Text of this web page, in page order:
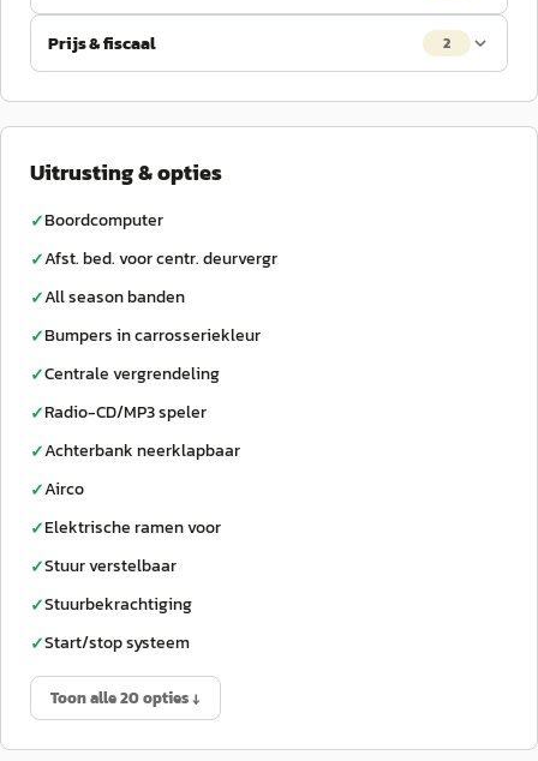
Prijs & fiscaal 2
Uitrusting & opties
✓Boordcomputer
✓Afst. bed. voor centr. deurvergr
✓All season banden
✓Bumpers in carrosseriekleur
✓Centrale vergrendeling
✓Radio-CD/MP3 speler
✓Achterbank neerklapbaar
✓Airco
✓Elektrische ramen voor
✓Stuur verstelbaar
✓Stuurbekrachtiging
✓Start/stop systeem
Toon alle 20 opties ↓